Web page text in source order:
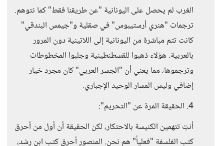
الغرب لم يحصل على اليونانية "عن طريقنا فقط" كما نتوهم.
ترجمات "هنري أرستيبوس" في صقلية و"جيمس البندقي"
كانت تتم مباشرة من اليونانية إلى اللاتينية دون المرور
بالعربية. هؤلاء ذهبوا للقسطنطينية وجلبوا المخطوطات
وترجموها، مما يعني أن "الجسر العربي" كان مجرد خيار
إضافي وليس المسار الوحيد الإجباري.
4. الحقيقة المرة عن "التحريم":
أنتِ تتهمين الكنيسة بالاحتكار، لكن الحقيقة أن أول من أحرق
كتب الفلسفة "فعلياً" هم نحن. المنصور أحرق كتب ابن رشد،